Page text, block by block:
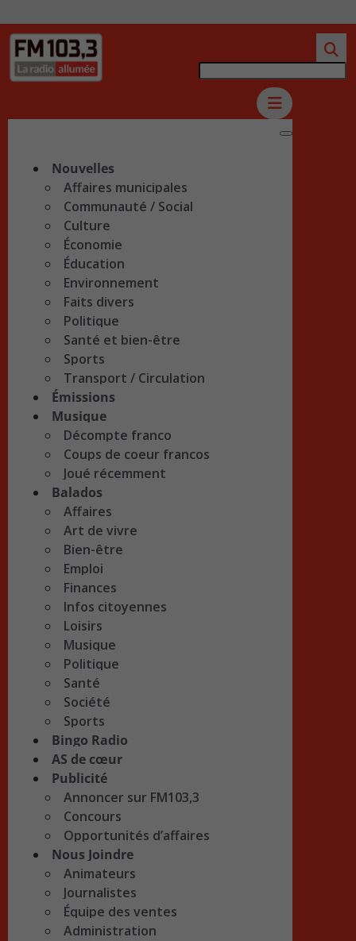
Nouvelles
Affaires municipales
Communauté / Social
Culture
Économie
Éducation
Environnement
Faits divers
Politique
Santé et bien-être
Sports
Transport / Circulation
Émissions
Musique
Décompte franco
Coups de coeur francos
Joué récemment
Balados
Affaires
Art de vivre
Bien-être
Emploi
Finances
Infos citoyennes
Loisirs
Musique
Politique
Santé
Société
Sports
Bingo Radio
AS de cœur
Publicité
Annoncer sur FM103,3
Concours
Opportunités d’affaires
Nous Joindre
Animateurs
Journalistes
Équipe des ventes
Administration